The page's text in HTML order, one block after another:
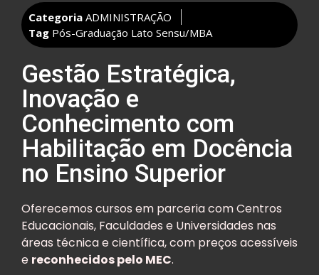
Categoria ADMINISTRAÇÃO
Tag Pós-Graduação Lato Sensu/MBA
Gestão Estratégica,
Inovação e
Conhecimento com
Habilitação em Docência
no Ensino Superior
Oferecemos cursos em parceria com Centros
Educacionais, Faculdades e Universidades nas
áreas técnica e científica, com preços acessíveis
e reconhecidos pelo MEC.